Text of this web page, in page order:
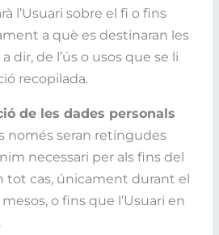
l’Usuari sobre el fi o fins
a què es destinaran les
dir, de l’ús o usos que se li
recopilada.
de les dades personals
només seran retingudes
necessari per als fins del
tot cas, únicament durant el
o fins que l’Usuari en